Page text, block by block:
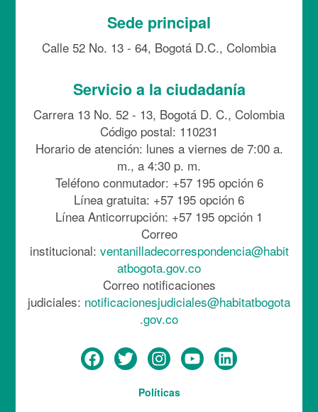
Sede principal
Calle 52 No. 13 - 64, Bogotá D.C., Colombia
Servicio a la ciudadanía
Carrera 13 No. 52 - 13, Bogotá D. C., Colombia
Código postal: 110231
Horario de atención: lunes a viernes de 7:00 a.
m., a 4:30 p. m.
Teléfono conmutador: +57 195 opción 6
Línea gratuita: +57 195 opción 6
Línea Anticorrupción: +57 195 opción 1
Correo
institucional: ventanilladecorrespondencia@habit
atbogota.gov.co
Correo notificaciones
judiciales: notificacionesjudiciales@habitatbogota
.gov.co
Políticas